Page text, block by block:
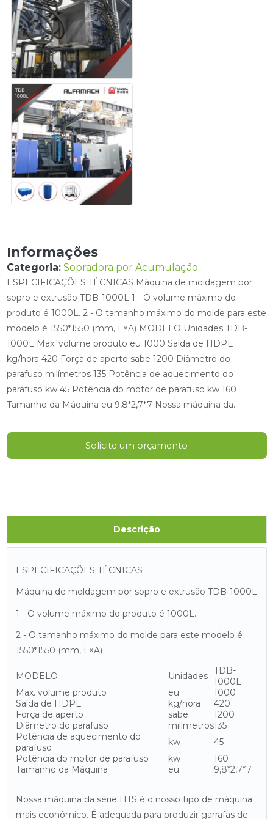
Informações
Categoria: Sopradora por Acumulação
ESPECIFICAÇÕES TÉCNICAS Máquina de moldagem por
sopro e extrusão TDB-1000L 1 - O volume máximo do
produto é 1000L. 2 - O tamanho máximo do molde para este
modelo é 1550*1550 (mm, L×A) MODELO Unidades TDB-
1000L Max. volume produto eu 1000 Saída de HDPE
kg/hora 420 Força de aperto sabe 1200 Diâmetro do
parafuso milímetros 135 Potência de aquecimento do
parafuso kw 45 Potência do motor de parafuso kw 160
Tamanho da Máquina eu 9,8*2,7*7 Nossa máquina da...
Solicite um orçamento
Descrição
ESPECIFICAÇÕES TÉCNICAS
Máquina de moldagem por sopro e extrusão TDB-1000L
1 - O volume máximo do produto é 1000L.
2 - O tamanho máximo do molde para este modelo é
1550*1550 (mm, L×A)
MODELO Unidades TDB-
1000L
Max. volume produto
eu
1000
Saída de HDPE
kg/hora
420
Força de aperto
sabe
1200
Diâmetro do parafuso
milímetros135
Potência de aquecimento do
parafuso
kw
45
Potência do motor de parafuso
kw
160
Tamanho da Máquina
eu 9,8*2,7*7
Nossa máquina da série HTS é o nosso tipo de máquina
mais econômico. É adequada para produzir garrafas de